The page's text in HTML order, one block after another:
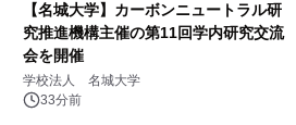
【名城大学】カーボンニュートラル研
究推進機構主催の第11回学内研究交流
会を開催
学校法人 名城大学
33分前